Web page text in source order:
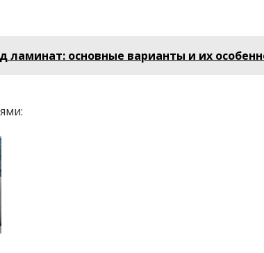
ламинат: основные варианты и их